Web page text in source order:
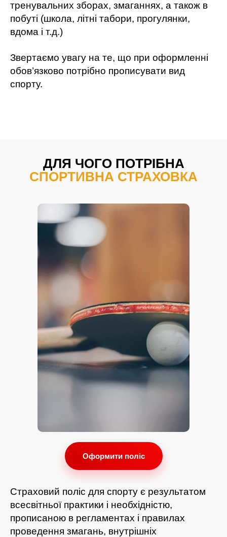
тренувальних зборах, змаганнях, а також в
побуті (школа, літні табори, прогулянки,
вдома і т.д.)
Звертаємо увагу на те, що при оформленні
обов’язково потрібно прописувати вид
спорту.
ДЛЯ ЧОГО ПОТРІБНА
СПОРТИВНА СТРАХОВКА
Оформити поліс
Страховий поліс для спорту є результатом
всесвітньої практики і необхідністю,
прописаною в регламентах і правилах
проведення змагань, внутрішніх